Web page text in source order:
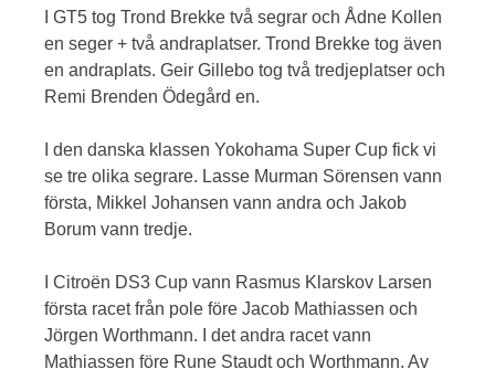
I GT5 tog Trond Brekke två segrar och Ådne Kollen
en seger + två andraplatser. Trond Brekke tog även
en andraplats. Geir Gillebo tog två tredjeplatser och
Remi Brenden Ödegård en.
I den danska klassen Yokohama Super Cup fick vi
se tre olika segrare. Lasse Murman Sörensen vann
första, Mikkel Johansen vann andra och Jakob
Borum vann tredje.
I Citroën DS3 Cup vann Rasmus Klarskov Larsen
första racet från pole före Jacob Mathiassen och
Jörgen Worthmann. I det andra racet vann
Mathiassen före Rune Staudt och Worthmann. Av